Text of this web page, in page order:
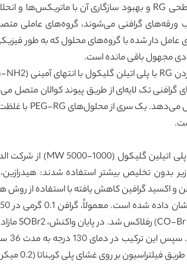
مجهول باقی مانده است.
اکسید گرافین کاهش یافته با استفاده از روش